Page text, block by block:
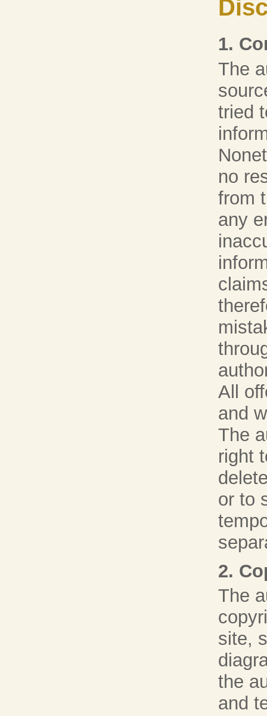
1.
The
tried
no
from
any
All
and
The
right
or to
2.
The
site,
the
and